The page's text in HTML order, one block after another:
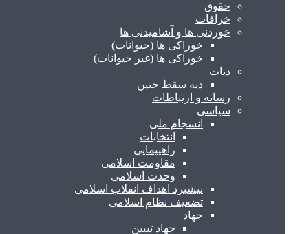
حقوق
خرافات
خوردنی ها و آشامیدنی ها
خوراکی ها (حیوانات)
خوراکی ها (غیر حیوانات)
دیات
دیه سقط جنین
رسانه و ارتباطات
سیاسی
انسجام ملی
انتخابات
راهپیمایی
مقاومت اسلامی
وحدت اسلامی
پیشبرد اهداف انقلاب اسلامی
تضعیف نظام اسلامی
جهاد
جهاد تبیین